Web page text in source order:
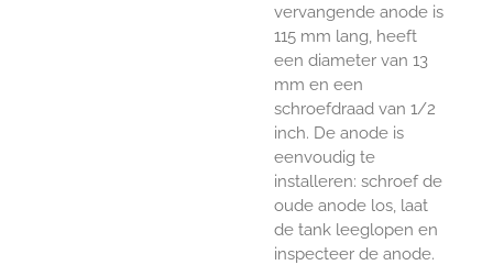
vervangende anode is
115 mm lang, heeft
een diameter van 13
mm en een
schroefdraad van 1/2
inch. De anode is
eenvoudig te
installeren: schroef de
oude anode los, laat
de tank leeglopen en
inspecteer de anode.